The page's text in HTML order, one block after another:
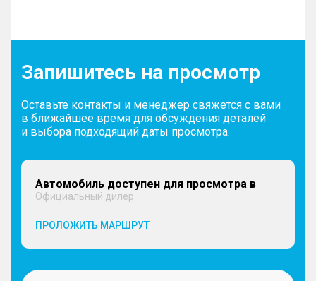
Запишитесь на просмотр
Оставьте контакты и менеджер свяжется с вами
в ближайшее время для обсуждения деталей
и выбора подходящий даты просмотра.
Автомобиль доступен для просмотра в
Официальный дилер
ПРОЛОЖИТЬ МАРШРУТ